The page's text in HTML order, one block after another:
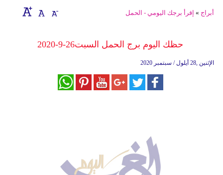
إقتصاد
وموسيقى
أبراج » إقرأ برجك اليومي - الحمل
حظك اليوم برج الحمل السبت26-9-2020
الإثنين ,28 أيلول / سبتمبر 2020